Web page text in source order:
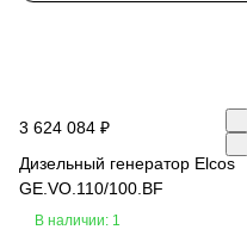
3 624 084 ₽
Дизельный генератор Elcos
GE.VO.110/100.BF
В наличии: 1